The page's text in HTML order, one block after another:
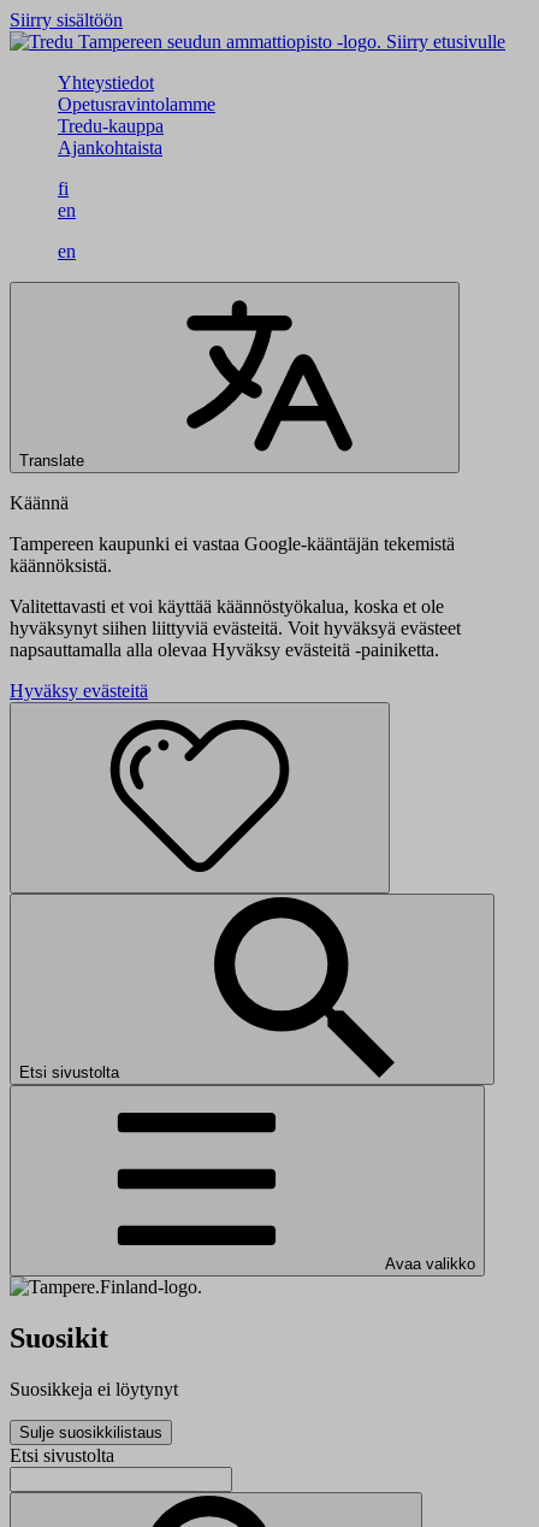
Siirry sisältöön
Siirry etusivulle
Yhteystiedot
Opetusravintolamme
Tredu-kauppa
Ajankohtaista
fi
en
en
Translate
Käännä
Tampereen kaupunki ei vastaa Google-kääntäjän tekemistä
käännöksistä.
Valitettavasti et voi käyttää käännöstyökalua, koska et ole
hyväksynyt siihen liittyviä evästeitä. Voit hyväksyä evästeet
napsauttamalla alla olevaa Hyväksy evästeitä -painiketta.
Hyväksy evästeitä
Etsi sivustolta
Avaa valikko
Suosikit
Suosikkeja ei löytynyt
Sulje suosikkilistaus
Etsi sivustolta